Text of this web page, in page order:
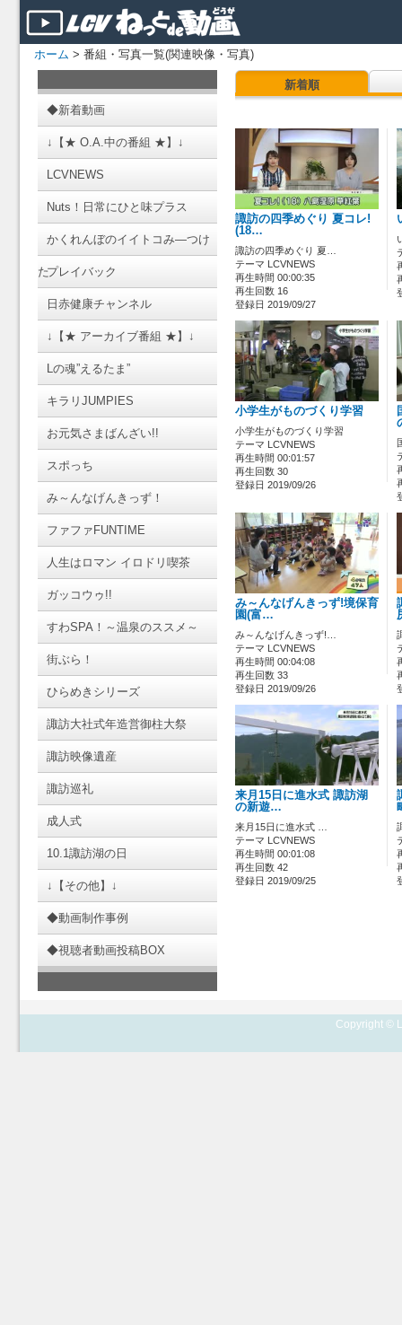
ホーム > 番組・写真一覧(関連映像・写真)
◆新着動画
↓【★ O.A.中の番組 ★】↓
LCVNEWS
Nuts！日常にひと味プラス
かくれんぼのイイトコみ―つけ
たプレイバック
日赤健康チャンネル
↓【★ アーカイブ番組 ★】↓
Lの魂”えるたま”
キラリJUMPIES
お元気さまばんざい!!
スポっち
み～んなげんきっず！
ファファFUNTIME
人生はロマン イロドリ喫茶
ガッコウゥ!!
すわSPA！～温泉のススメ～
街ぶら！
ひらめきシリーズ
諏訪大社式年造営御柱大祭
諏訪映像遺産
諏訪巡礼
成人式
10.1諏訪湖の日
↓【その他】↓
◆動画制作事例
◆視聴者動画投稿BOX
新着順
諏訪の四季めぐり 夏コレ!
(18…
諏訪の四季めぐり 夏…
テーマ LCVNEWS
再生時間 00:00:35
再生回数 16
登録日 2019/09/27
小学生がものづくり学習
小学生がものづくり学習
テーマ LCVNEWS
再生時間 00:01:57
再生回数 30
登録日 2019/09/26
み～んなげんきっず!境保育
園(富…
み～んなげんきっず!…
テーマ LCVNEWS
再生時間 00:04:08
再生回数 33
登録日 2019/09/26
来月15日に進水式 諏訪湖
の新遊…
来月15日に進水式 …
テーマ LCVNEWS
再生時間 00:01:08
再生回数 42
登録日 2019/09/25
Copyright ©